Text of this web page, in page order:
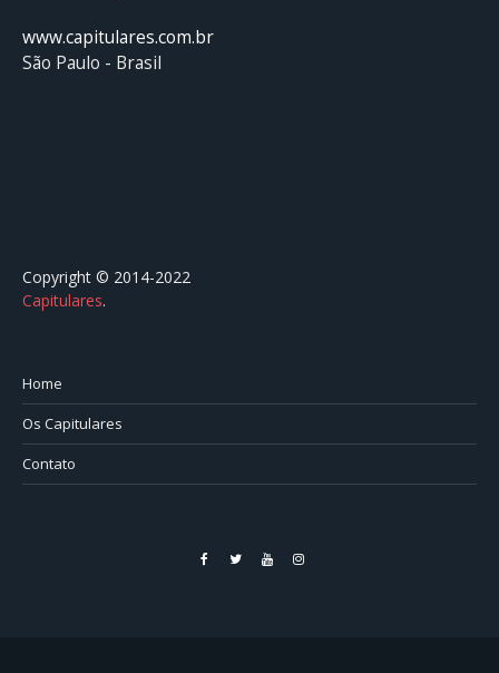
www.capitulares.com.br
São Paulo - Brasil
Copyright © 2014-2022
Capitulares.⠀⠀⠀⠀⠀⠀⠀⠀⠀⠀⠀⠀⠀⠀⠀⠀⠀⠀⠀⠀⠀⠀⠀⠀⠀⠀⠀
Home
Os Capitulares
Contato
FacebookTwitterYouTubeInstagram